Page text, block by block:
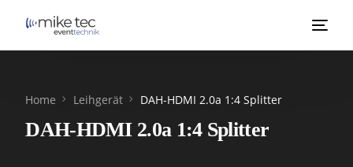
Home Leihgerät DAH-HDMI 2.0a 1:4 Splitter
DAH-HDMI 2.0a 1:4 Splitter